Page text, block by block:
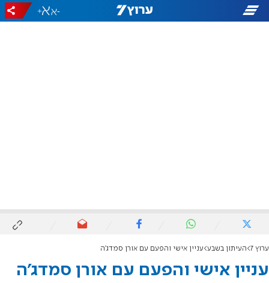
-
+
ערוץ 7 העיתון בשבע עניין אישי והפעם עם אורן סמדג'ה
עניין אישי והפעם עם אורן סמדג'ה